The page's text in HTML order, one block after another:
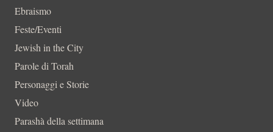
Ebraismo
Feste/Eventi
Jewish in the City
Parole di Torah
Personaggi e Storie
Video
Parashà della settimana